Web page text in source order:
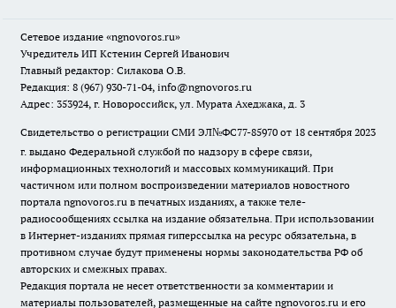
Сетевое издание «ngnovoros.ru»
Учредитель ИП Кстенин Сергей Иванович
Главный редактор: Силакова О.В.
Редакция: 8 (967) 930-71-04, info@ngnovoros.ru
Адрес: 353924, г. Новороссийск, ул. Мурата Ахеджака, д. 3
Свидетельство о регистрации СМИ ЭЛ№ФС77-85970 от 18 сентября 2023
г. выдано Федеральной службой по надзору в сфере связи,
информационных технологий и массовых коммуникаций. При
частичном или полном воспроизведении материалов новостного
портала ngnovoros.ru в печатных изданиях, а также теле-
радиосообщениях ссылка на издание обязательна. При использовании
в Интернет-изданиях прямая гиперссылка на ресурс обязательна, в
противном случае будут применены нормы законодательства РФ об
авторских и смежных правах.
Редакция портала не несет ответственности за комментарии и
материалы пользователей, размещенные на сайте ngnovoros.ru и его